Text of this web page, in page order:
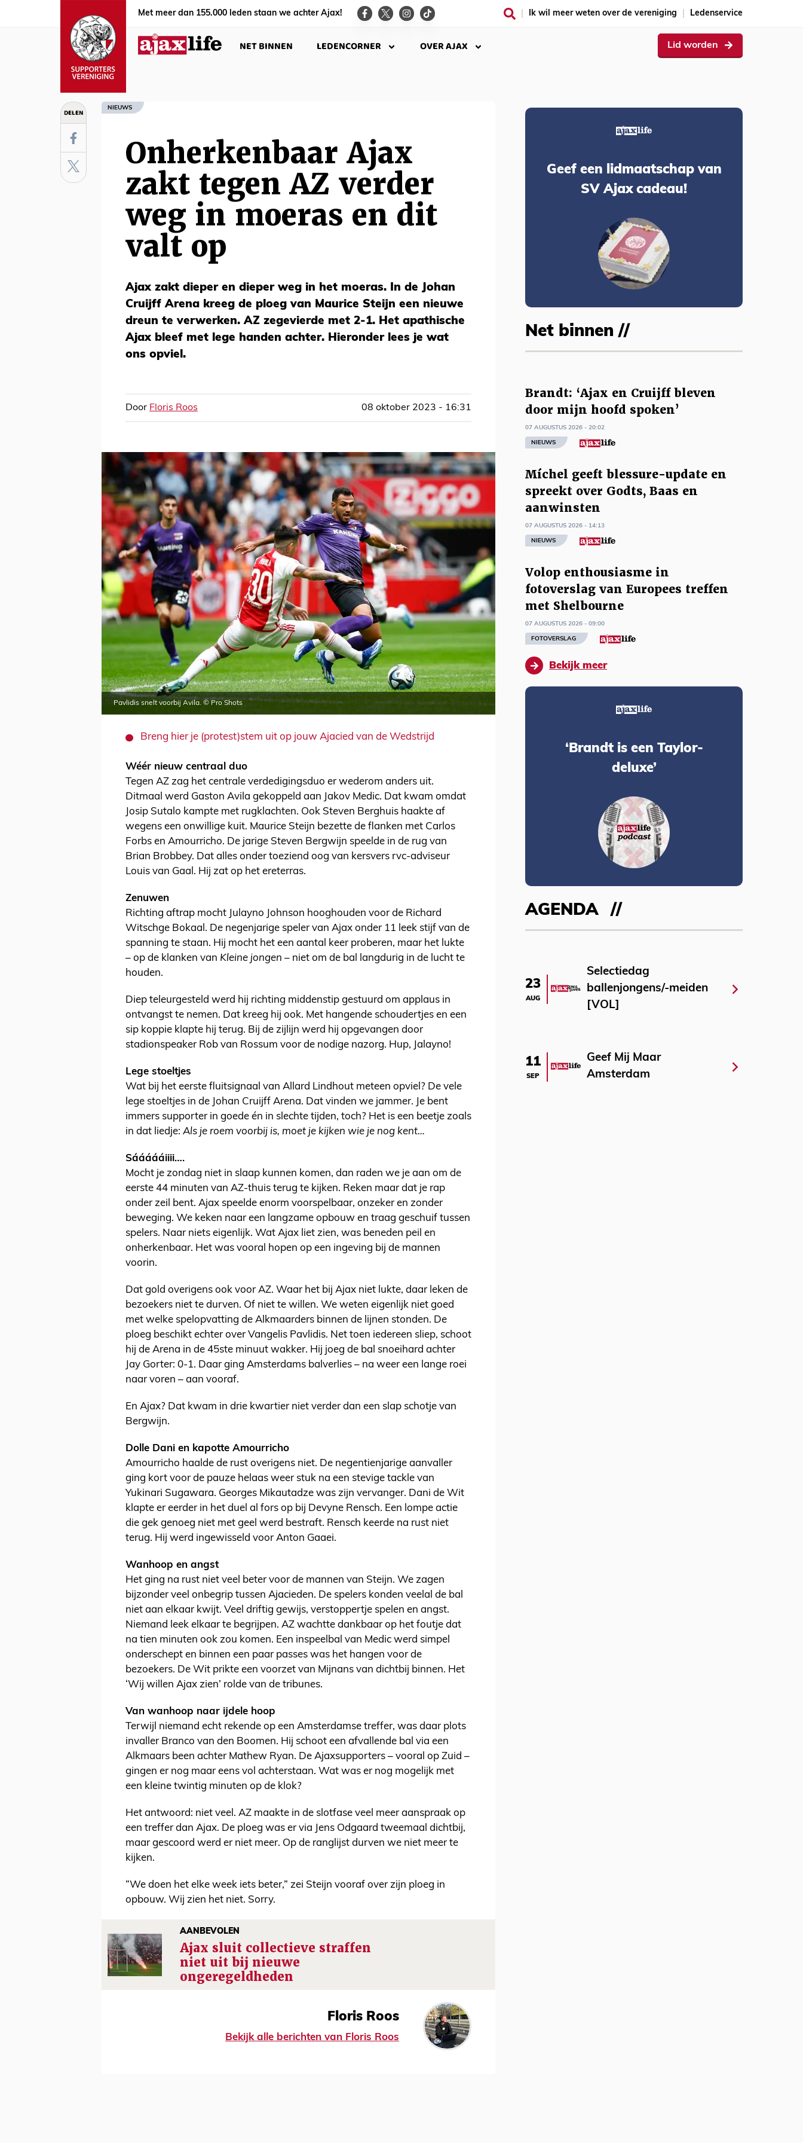
Met meer dan 155.000 leden staan we achter Ajax! Ik wil meer weten over de vereniging Ledenservice
NET BINNEN LEDENCORNER OVER AJAX Lid worden
DELEN NIEUWS
Onherkenbaar Ajax
zakt tegen AZ verder
weg in moeras en dit
valt op
Ajax zakt dieper en dieper weg in het moeras. In de Johan
Cruijff Arena kreeg de ploeg van Maurice Steijn een nieuwe
dreun te verwerken. AZ zegevierde met 2-1. Het apathische
Ajax bleef met lege handen achter. Hieronder lees je wat
ons opviel.
Door Floris Roos 08 oktober 2023 - 16:31
Pavlidis snelt voorbij Avila. © Pro Shots
Breng hier je (protest)stem uit op jouw Ajacied van de Wedstrijd
Wéér nieuw centraal duo
Tegen AZ zag het centrale verdedigingsduo er wederom anders uit.
Ditmaal werd Gaston Avila gekoppeld aan Jakov Medic. Dat kwam omdat
Josip Sutalo kampte met rugklachten. Ook Steven Berghuis haakte af
wegens een onwillige kuit. Maurice Steijn bezette de flanken met Carlos
Forbs en Amourricho. De jarige Steven Bergwijn speelde in de rug van
Brian Brobbey. Dat alles onder toeziend oog van kersvers rvc-adviseur
Louis van Gaal. Hij zat op het ereterras.
Zenuwen
Richting aftrap mocht Julayno Johnson hooghouden voor de Richard
Witschge Bokaal. De negenjarige speler van Ajax onder 11 leek stijf van de
spanning te staan. Hij mocht het een aantal keer proberen, maar het lukte
– op de klanken van Kleine jongen – niet om de bal langdurig in de lucht te
houden.
Diep teleurgesteld werd hij richting middenstip gestuurd om applaus in
ontvangst te nemen. Dat kreeg hij ook. Met hangende schoudertjes en een
sip koppie klapte hij terug. Bij de zijlijn werd hij opgevangen door
stadionspeaker Rob van Rossum voor de nodige nazorg. Hup, Jalayno!
Lege stoeltjes
Wat bij het eerste fluitsignaal van Allard Lindhout meteen opviel? De vele
lege stoeltjes in de Johan Cruijff Arena. Dat vinden we jammer. Je bent
immers supporter in goede én in slechte tijden, toch? Het is een beetje zoals
in dat liedje: Als je roem voorbij is, moet je kijken wie je nog kent…
Sáááááiiii….
Mocht je zondag niet in slaap kunnen komen, dan raden we je aan om de
eerste 44 minuten van AZ-thuis terug te kijken. Reken maar dat je rap
onder zeil bent. Ajax speelde enorm voorspelbaar, onzeker en zonder
beweging. We keken naar een langzame opbouw en traag geschuif tussen
spelers. Naar niets eigenlijk. Wat Ajax liet zien, was beneden peil en
onherkenbaar. Het was vooral hopen op een ingeving bij de mannen
voorin.
Dat gold overigens ook voor AZ. Waar het bij Ajax niet lukte, daar leken de
bezoekers niet te durven. Of niet te willen. We weten eigenlijk niet goed
met welke spelopvatting de Alkmaarders binnen de lijnen stonden. De
ploeg beschikt echter over Vangelis Pavlidis. Net toen iedereen sliep, schoot
hij de Arena in de 45ste minuut wakker. Hij joeg de bal snoeihard achter
Jay Gorter: 0-1. Daar ging Amsterdams balverlies – na weer een lange roei
naar voren – aan vooraf.
En Ajax? Dat kwam in drie kwartier niet verder dan een slap schotje van
Bergwijn.
Dolle Dani en kapotte Amourricho
Amourricho haalde de rust overigens niet. De negentienjarige aanvaller
ging kort voor de pauze helaas weer stuk na een stevige tackle van
Yukinari Sugawara. Georges Mikautadze was zijn vervanger. Dani de Wit
klapte er eerder in het duel al fors op bij Devyne Rensch. Een lompe actie
die gek genoeg niet met geel werd bestraft. Rensch keerde na rust niet
terug. Hij werd ingewisseld voor Anton Gaaei.
Wanhoop en angst
Het ging na rust niet veel beter voor de mannen van Steijn. We zagen
bijzonder veel onbegrip tussen Ajacieden. De spelers konden veelal de bal
niet aan elkaar kwijt. Veel driftig gewijs, verstoppertje spelen en angst.
Niemand leek elkaar te begrijpen. AZ wachtte dankbaar op het foutje dat
na tien minuten ook zou komen. Een inspeelbal van Medic werd simpel
onderschept en binnen een paar passes was het hangen voor de
bezoekers. De Wit prikte een voorzet van Mijnans van dichtbij binnen. Het
‘Wij willen Ajax zien’ rolde van de tribunes.
Van wanhoop naar ijdele hoop
Terwijl niemand echt rekende op een Amsterdamse treffer, was daar plots
invaller Branco van den Boomen. Hij schoot een afvallende bal via een
Alkmaars been achter Mathew Ryan. De Ajaxsupporters – vooral op Zuid –
gingen er nog maar eens vol achterstaan. Wat was er nog mogelijk met
een kleine twintig minuten op de klok?
Het antwoord: niet veel. AZ maakte in de slotfase veel meer aanspraak op
een treffer dan Ajax. De ploeg was er via Jens Odgaard tweemaal dichtbij,
maar gescoord werd er niet meer. Op de ranglijst durven we niet meer te
kijken.
“We doen het elke week iets beter,” zei Steijn vooraf over zijn ploeg in
opbouw. Wij zien het niet. Sorry.
AANBEVOLEN
Ajax sluit collectieve straffen
niet uit bij nieuwe
ongeregeldheden
Floris Roos
Bekijk alle berichten van Floris Roos
Geef een lidmaatschap van
SV Ajax cadeau!
Net binnen //
Brandt: ‘Ajax en Cruijff bleven
door mijn hoofd spoken’
07 AUGUSTUS 2026 - 20:02
NIEUWS
Míchel geeft blessure-update en
spreekt over Godts, Baas en
aanwinsten
07 AUGUSTUS 2026 - 14:13
NIEUWS
Volop enthousiasme in
fotoverslag van Europees treffen
met Shelbourne
07 AUGUSTUS 2026 - 09:00
FOTOVERSLAG
Bekijk meer
‘Brandt is een Taylor-
deluxe’
AGENDA
23
AUG
Selectiedag
ballenjongens/-meiden
[VOL]
11
SEP
Geef Mij Maar
Amsterdam